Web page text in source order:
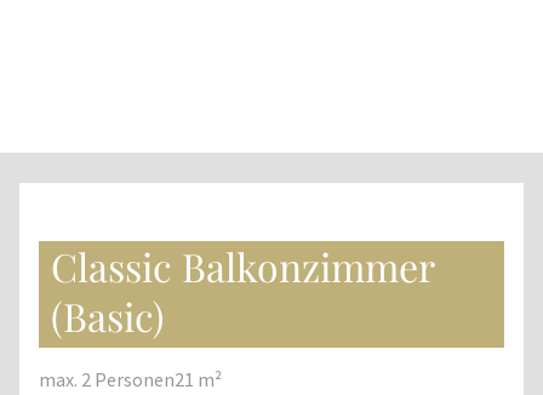
Classic Balkonzimmer
(Basic)
max. 2 Personen21 m²